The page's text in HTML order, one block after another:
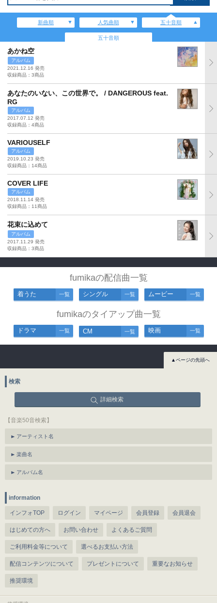
新曲順 人気曲順 五十音順
五十音順
あかね空
アルバム
2021.12.16 発売
収録商品：3商品
あなたのいない、この世界で。 / DANGEROUS feat.
RG
アルバム
2017.07.12 発売
収録商品：4商品
VARIOUSELF
アルバム
2019.10.23 発売
収録商品：14商品
COVER LIFE
アルバム
2018.11.14 発売
収録商品：11商品
花束に込めて
アルバム
2017.11.29 発売
収録商品：3商品
fumikaの配信曲一覧
着うた 一覧 シングル 一覧 ムービー 一覧
fumikaのタイアップ曲一覧
ドラマ 一覧 CM 一覧 映画 一覧
▲ページの先頭へ
検索
詳細検索
【音楽50音検索】
アーティスト名
楽曲名
アルバム名
information
インフォTOP ログイン マイページ 会員登録 会員退会
はじめての方へ お問い合わせ よくあるご質問
ご利用料金等について 選べるお支払い方法
配信コンテンツについて プレゼントについて 重要なお知らせ
推奨環境